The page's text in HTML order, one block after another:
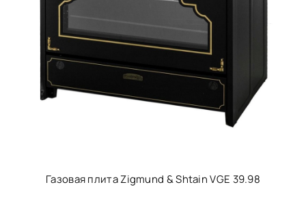
Газовая плита Zigmund & Shtain VGE 39.98